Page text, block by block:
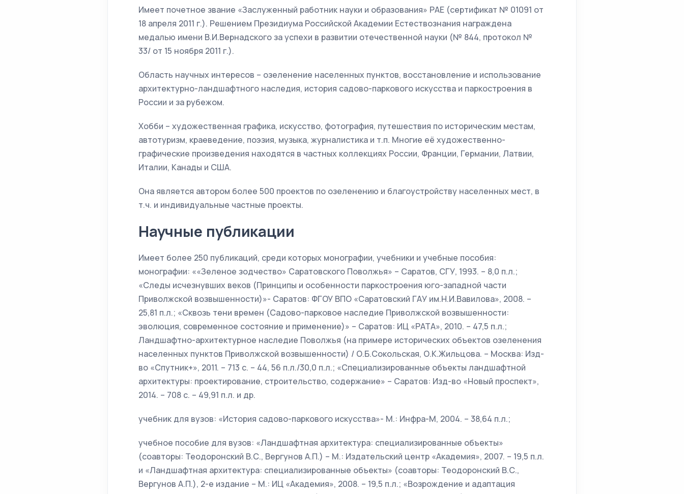
Имеет почетное звание «Заслуженный работник науки и образования» РАЕ (сертификат № 01091 от
18 апреля 2011 г.). Решением Президиума Российской Академии Естествознания награждена
медалью имени В.И.Вернадского за успехи в развитии отечественной науки (№ 844, протокол №
33/ от 15 ноября 2011 г.).
Область научных интересов – озеленение населенных пунктов, восстановление и использование
архитектурно-ландшафтного наследия, история садово-паркового искусства и паркостроения в
России и за рубежом.
Хобби – художественная графика, искусство, фотография, путешествия по историческим местам,
автотуризм, краеведение, поэзия, музыка, журналистика и т.п. Многие её художественно-
графические произведения находятся в частных коллекциях России, Франции, Германии, Латвии,
Италии, Канады и США.
Она является автором более 500 проектов по озеленению и благоустройству населенных мест, в
т.ч. и индивидуальные частные проекты.
Научные публикации
Имеет более 250 публикаций, среди которых монографии, учебники и учебные пособия:
монографии: ««Зеленое зодчество» Саратовского Поволжья» – Саратов, СГУ, 1993. – 8,0 п.л.;
«Следы исчезнувших веков (Принципы и особенности паркостроения юго-западной части
Приволжской возвышенности)»- Саратов: ФГОУ ВПО «Саратовский ГАУ им.Н.И.Вавилова», 2008. –
25,81 п.л.; «Сквозь тени времен (Садово-парковое наследие Приволжской возвышенности:
эволюция, современное состояние и применение)» – Саратов: ИЦ «РАТА», 2010. – 47,5 п.л.;
Ландшафтно-архитектурное наследие Поволжья (на примере исторических объектов озеленения
населенных пунктов Приволжской возвышенности) / О.Б.Сокольская, О.К.Жильцова. – Москва: Изд-
во «Спутник+», 2011. – 713 с. – 44, 56 п.л./30,0 п.л.; «Специализированные объекты ландшафтной
архитектуры: проектирование, строительство, содержание» – Саратов: Изд-во «Новый проспект»,
2014. – 708 с. – 49,91 п.л. и др.
учебник для вузов: «История садово-паркового искусства»- М.: Инфра-М, 2004. – 38,64 п.л.;
учебное пособие для вузов: «Ландшафтная архитектура: специализированные объекты»
(соавторы: Теодоронский В.С., Вергунов А.П.) – М.: Издательский центр «Академия», 2007. – 19,5 п.л.
и «Ландшафтная архитектура: специализированные объекты» (соавторы: Теодоронский В.С.,
Вергунов А.П.), 2-е издание – М.: ИЦ «Академия», 2008. – 19,5 п.л.; «Возрождение и адаптация